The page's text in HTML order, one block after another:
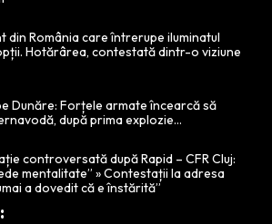
din România care întrerupe iluminatul
Hotărârea, contestată dintr-o viziune
Dunăre: Forțele armate încearcă să
după prima explozie…
controversată după Rapid – CFR Cluj:
mentalitate” » Contestații la adresa
a dovedit că e înstărită”